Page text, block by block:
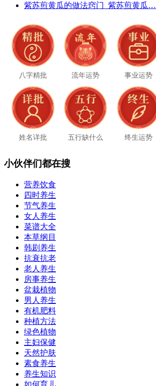
紫苏煎黄瓜的做法窍门_紫苏煎黄瓜…
八字精批 流年运势 事业运势
姓名详批 五行缺什么 终生运势
小伙伴们都在搜
营养饮食
四时养生
节气养生
女人养生
菜谱大全
本草纲目
韩剧养生
抗衰抗老
老人养生
房事养生
盆栽植物
男人养生
有机肥料
种植方法
绿色植物
主妇保健
天然护肤
素食养生
养生知识
如何育儿